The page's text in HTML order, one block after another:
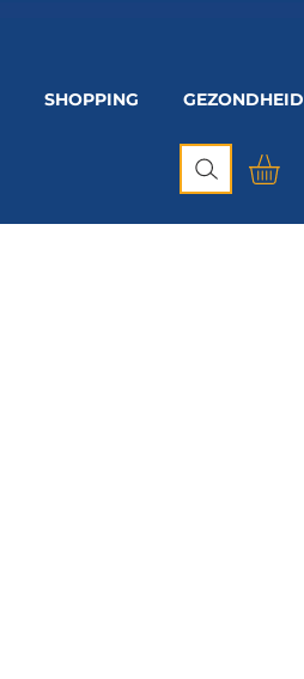
SHOPPING GEZONDHEID